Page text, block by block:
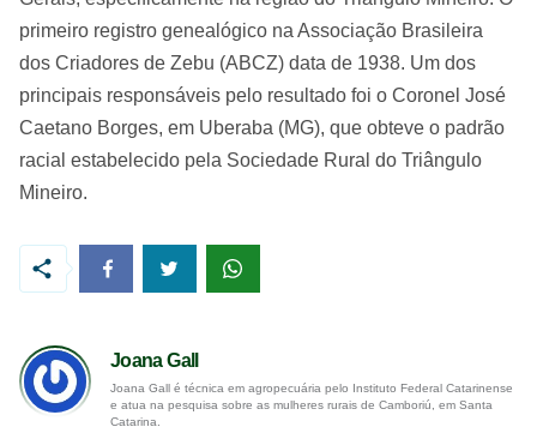
primeiro registro genealógico na Associação Brasileira
dos Criadores de Zebu (ABCZ) data de 1938. Um dos
principais responsáveis pelo resultado foi o Coronel José
Caetano Borges, em Uberaba (MG), que obteve o padrão
racial estabelecido pela Sociedade Rural do Triângulo
Mineiro.
Joana Gall
Joana Gall é técnica em agropecuária pelo Instituto Federal Catarinense
e atua na pesquisa sobre as mulheres rurais de Camboriú, em Santa
Catarina.